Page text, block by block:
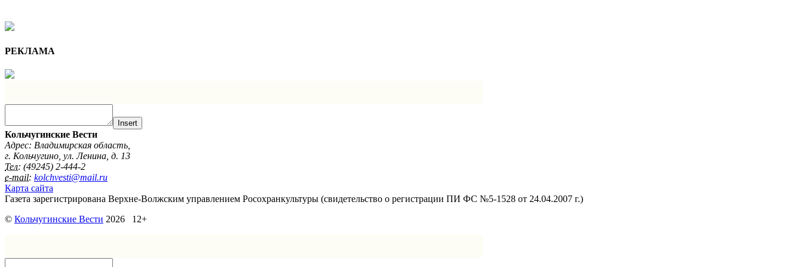
РЕКЛАМА
Insert
Кольчугинские Вести
Адрес: Владимирская область,
г. Кольчугино, ул. Ленина, д. 13
Тел: (49245) 2-444-2
e-mail: kolchvesti@mail.ru
Карта сайта
Газета зарегистрирована Верхне-Волжским управлением Росохранкультуры (свидетельство о регистрации ПИ ФС №5-1528 от 24.04.2007 г.)
© Кольчугинские Вести 2026 12+